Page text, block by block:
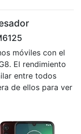
móviles con el
El rendimiento
entre todos
de ellos para ver